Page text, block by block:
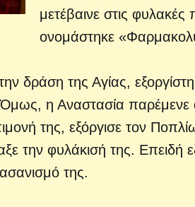
μετέβαινε στις
ονομάστηκε
δράση της Αγίας,
η Αναστασία παρέμενε
της, εξόργισε τον
την φυλάκισή της.
της.